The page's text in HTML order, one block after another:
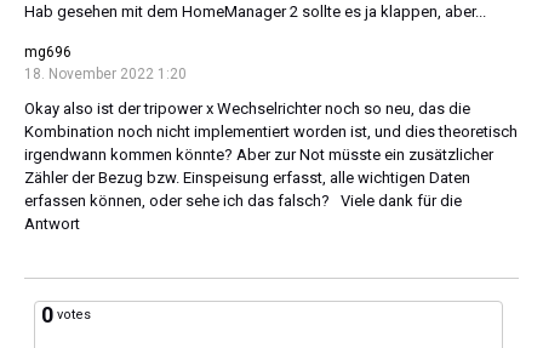
Hab gesehen mit dem HomeManager 2 sollte es ja klappen, aber...
mg696
18. November 2022 1:20
Okay also ist der tripower x Wechselrichter noch so neu, das die
Kombination noch nicht implementiert worden ist, und dies theoretisch
irgendwann kommen könnte? Aber zur Not müsste ein zusätzlicher
Zähler der Bezug bzw. Einspeisung erfasst, alle wichtigen Daten
erfassen können, oder sehe ich das falsch? Viele dank für die
Antwort
0 votes